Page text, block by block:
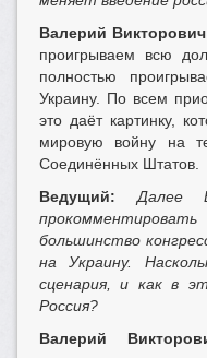
Валерий
проигрываем всю
полностью
Украину. По всем
это даёт картинку,
мировую войну на
Соединённых Штатов.
Ведущий:
Далее
большинство
на Украину.
сценария, и как в
Россия?
Валерий